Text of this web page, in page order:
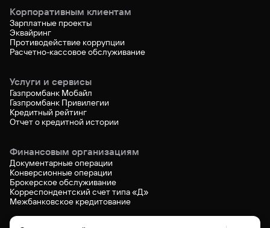
Корпоративным клиентам
Зарплатные проекты
Эквайринг
Противодействие коррупции
Расчетно-кассовое обслуживание
Услуги и сервисы
Газпромбанк Мобайл
Газпромбанк Привилегии
Кредитный рейтинг
Отчет о кредитной истории
Финансовым организациям
Документарные операции
Конверсионные операции
Брокерское обслуживание
Корреспондентский счет типа «Д»
Межбанковское кредитование